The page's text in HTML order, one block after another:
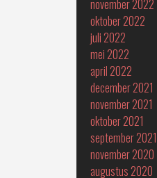
november 2022
oktober 2022
juli 2022
mei 2022
april 2022
december 2021
november 2021
oktober 2021
september 2021
november 2020
augustus 2020